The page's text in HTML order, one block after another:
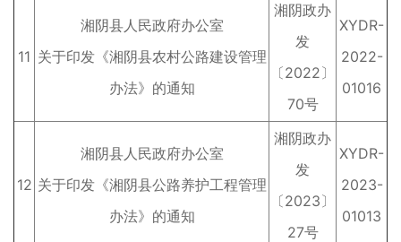
11
湘阴县人民政府办公室
关于印发《湘阴县农村公路建设管理
办法》的通知
湘阴政办
发
〔2022〕
70号
XYDR-
2022-
01016
12
湘阴县人民政府办公室
关于印发《湘阴县公路养护工程管理
办法》的通知
湘阴政办
发
〔2023〕
27号
XYDR-
2023-
01013